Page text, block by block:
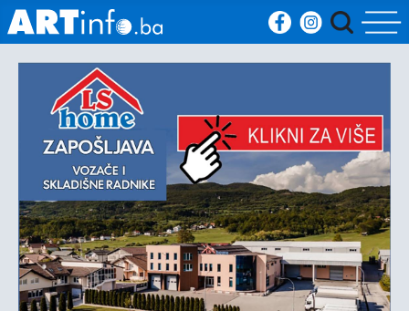
Početna
Vijesti
Sport
Kultura
Crna
kronika